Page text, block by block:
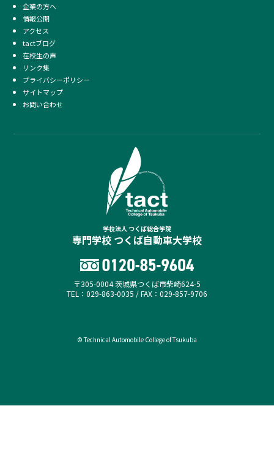
企業の方へ
情報公開
アクセス
tactブログ
在校生の声
リンク集
プライバシーポリシー
サイトマップ
お問い合わせ
学校法人 つくば総合学院
専門学校 つくば自動車大学校
〒305-0004 茨城県つくば市柴崎624-5
TEL：029-863-0035 / FAX：029-857-9706
© Technical Automobile College of Tsukuba